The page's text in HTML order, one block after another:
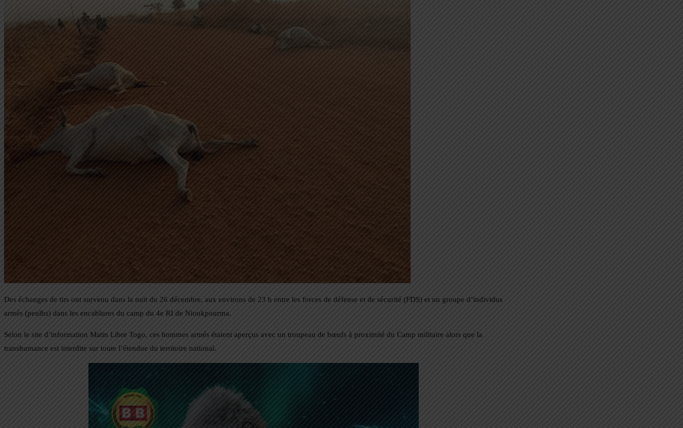
Des échanges de tirs ont survenu dans la nuit du 26 décembre, aux environs de 23 h entre les forces de défense et de sécurité (FDS) et un groupe d’individus
armés (peulhs) dans les encablures du camp du 4e RI de Nioukpourma.
Selon le site d’information Matin Libre Togo, ces hommes armés étaient aperçus avec un troupeau de bœufs à proximité du Camp militaire alors que la
transhumance est interdite sur toute l’étendue du territoire national.